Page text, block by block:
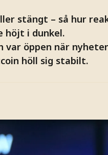
stängt – så hur
höjt i dunkel.
var öppen när
höll sig stabilt.